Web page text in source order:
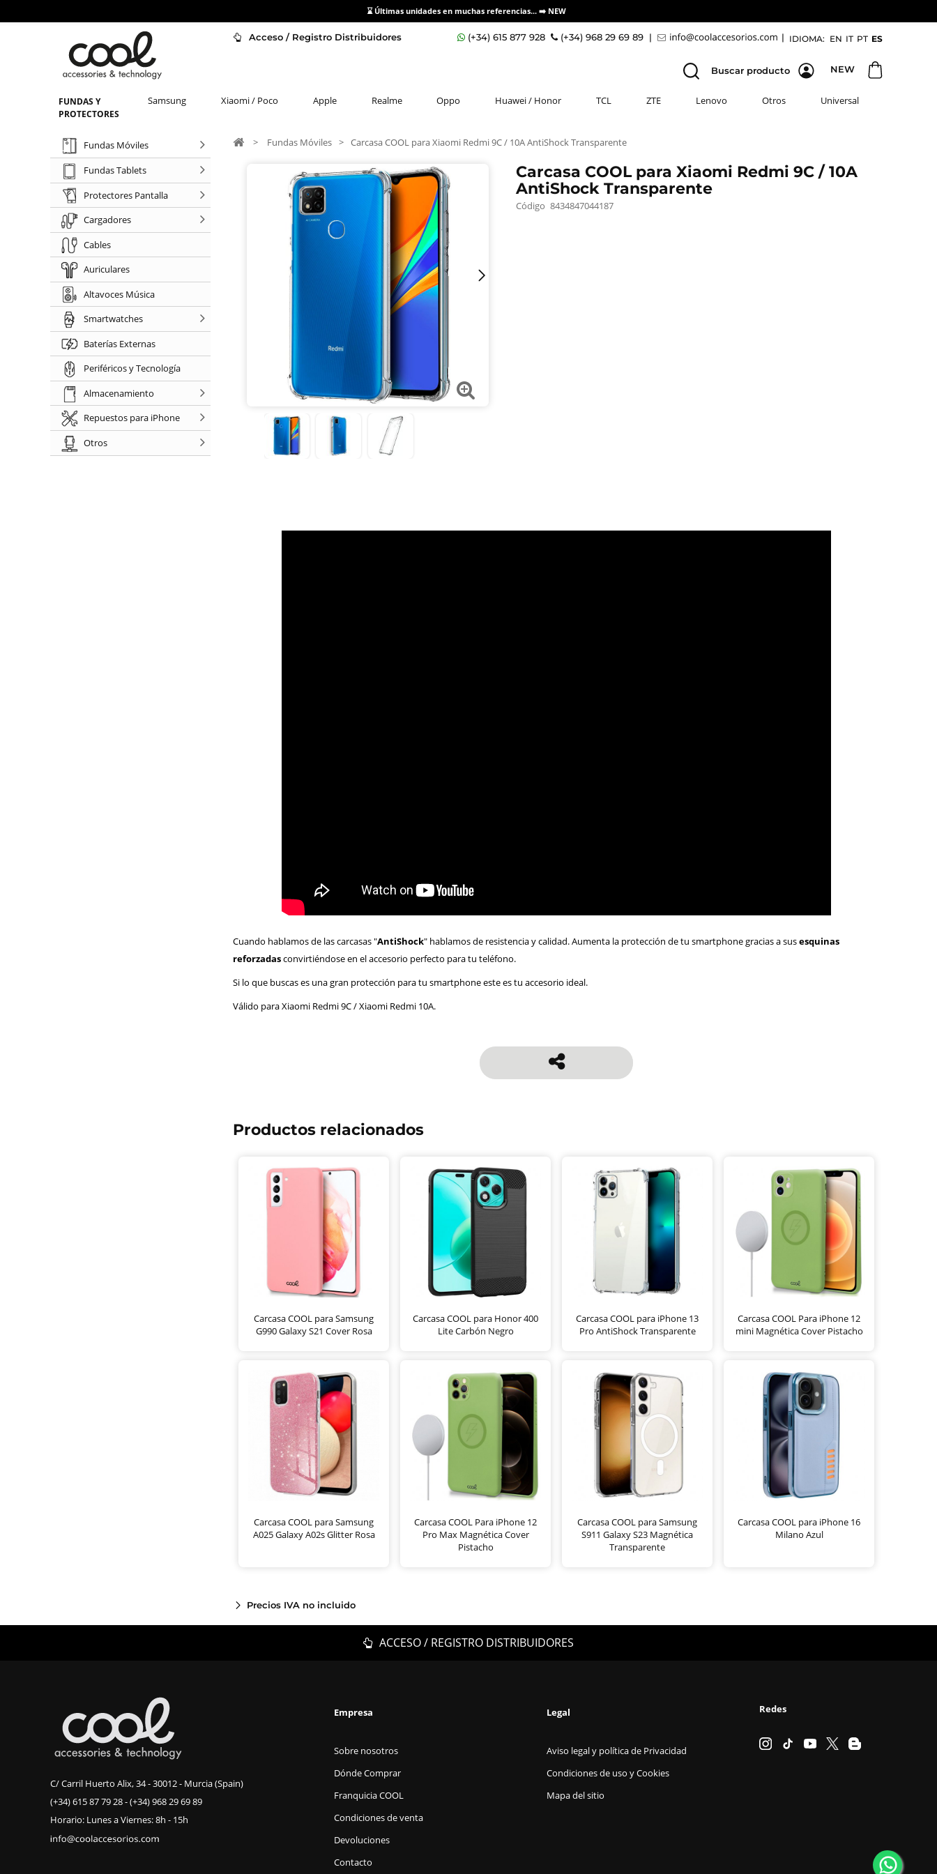
⌛ Últimas unidades en muchas referencias... ➡️ NEW
Acceso / Registro Distribuidores IDIOMA: EN IT PT ES
(+34) 615 877 928 (+34) 968 29 69 89 | |
NEW
Buscar producto
FUNDAS Y
PROTECTORES
Samsung Xiaomi / Poco Apple Realme Oppo Huawei / Honor TCL ZTE Lenovo Otros Universal
Fundas Móviles
Fundas Tablets
Protectores Pantalla
Cargadores
Cables
Auriculares
Altavoces Música
Smartwatches
Baterías Externas
Periféricos y Tecnología
Almacenamiento
Repuestos para iPhone
Otros
> Fundas Móviles > Carcasa COOL para Xiaomi Redmi 9C / 10A AntiShock Transparente
Carcasa COOL para Xiaomi Redmi 9C / 10A
AntiShock Transparente
Código 8434847044187
Cuando hablamos de las carcasas "AntiShock" hablamos de resistencia y calidad. Aumenta la protección de tu smartphone gracias a susesquinas
reforzadasconvirtiéndose en el accesorio perfecto para tu teléfono.
Si lo que buscas es una gran protección para tu smartphone este es tu accesorio ideal.
Válido para Xiaomi Redmi 9C / Xiaomi Redmi 10A.
Productos relacionados
Carcasa COOL para Samsung
G990 Galaxy S21 Cover Rosa
Carcasa COOL para Honor 400
Lite Carbón Negro
Carcasa COOL para iPhone 13
Pro AntiShock Transparente
Carcasa COOL Para iPhone 12
mini Magnética Cover Pistacho
Carcasa COOL para Samsung
A025 Galaxy A02s Glitter Rosa
Carcasa COOL Para iPhone 12
Pro Max Magnética Cover
Pistacho
Carcasa COOL para Samsung
S911 Galaxy S23 Magnética
Transparente
Carcasa COOL para iPhone 16
Milano Azul
Precios IVA no incluido
ACCESO / REGISTRO DISTRIBUIDORES
C/ Carril Huerto Alix, 34 - 30012 - Murcia (Spain)
(+34) 615 87 79 28-(+34) 968 29 69 89
Horario: Lunes a Viernes: 8h - 15h
Empresa
Sobre nosotros
Dónde Comprar
Franquicia COOL
Condiciones de venta
Devoluciones
Contacto
Legal
Aviso legal y política de Privacidad
Condiciones de uso y Cookies
Mapa del sitio
Redes